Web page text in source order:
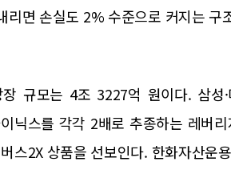
리면 손실도 2% 수준으로 커지는 구
규모는 4조 3227억 원이다. 삼성·
닉스를 각각 2배로 추종하는 레버
스2X 상품을 선보인다. 한화자산운